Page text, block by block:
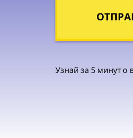
Узнай за 5 минут о